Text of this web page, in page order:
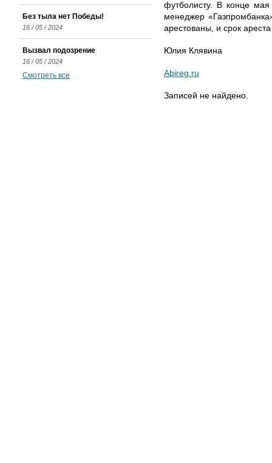
футболисту. В конце
менеджер
арестованы, и срок
Юлия Клявина
Abireg.ru
Записей не найдено.
Без тыла нет Победы!
16 / 05 / 2024
Вызвал подозрение
16 / 05 / 2024
Смотреть все